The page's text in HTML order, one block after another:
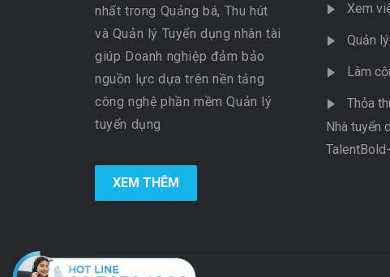
nhất trong Quảng bá, Thu hút
và Quản lý Tuyển dụng nhân tài
giúp Doanh nghiệp đảm bảo
nguồn lực dựa trên nền tảng
công nghệ phần mềm Quản lý
tuyển dụng
XEM THÊM
Xem
Quản
Làm
Thỏa
Nhà tuyển